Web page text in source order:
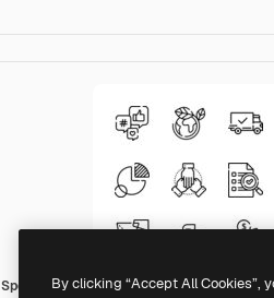
Special LinealBy clicking “Accept All Cookies”,